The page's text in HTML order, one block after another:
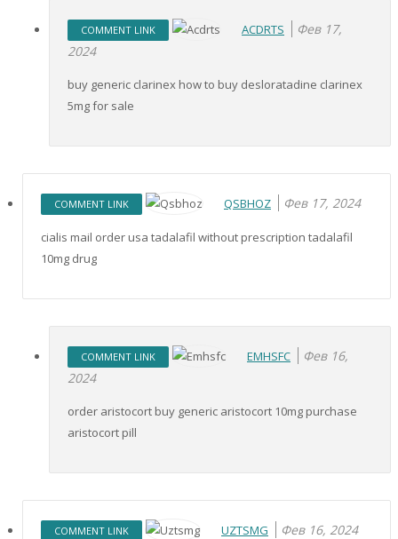
COMMENT LINK ACDRTS
Фев 17,
2024
buy generic clarinex how to buy desloratadine clarinex
5mg for sale
COMMENT LINK QSBHOZ Фев 17, 2024
cialis mail order usa tadalafil without prescription tadalafil
10mg drug
COMMENT LINK EMHSFC
Фев 16,
2024
order aristocort buy generic aristocort 10mg purchase
aristocort pill
COMMENT LINK UZTSMG Фев 16, 2024